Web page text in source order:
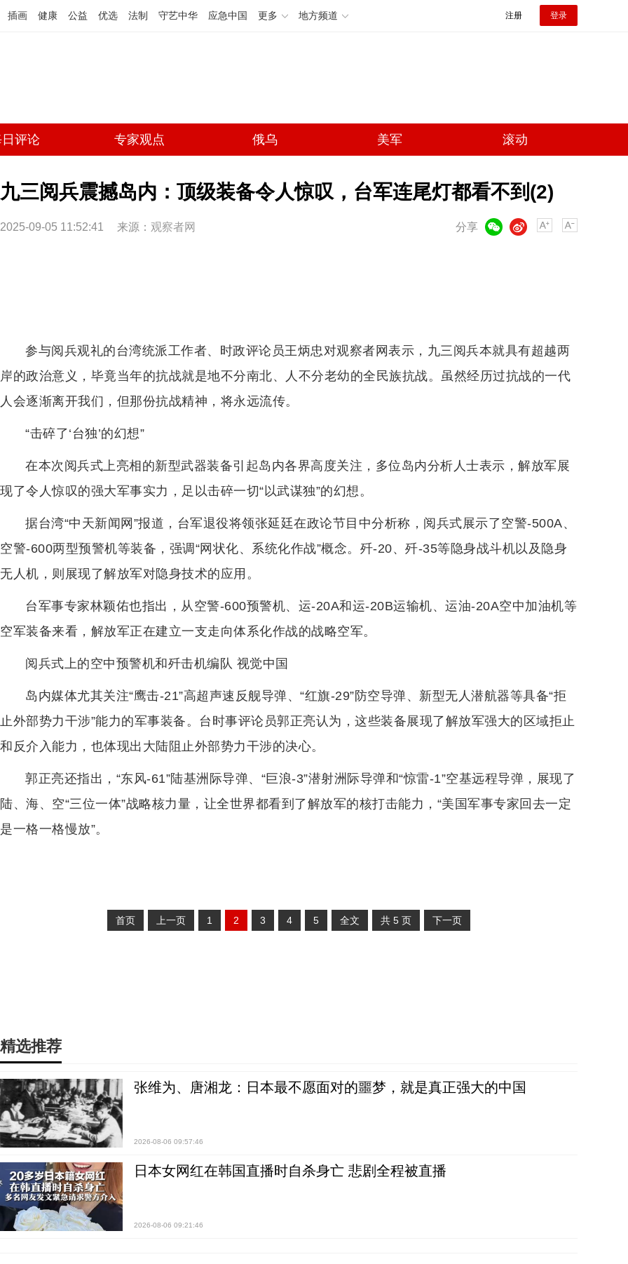
插画 健康 公益 优选 法制 守艺中华 应急中国 更多 地方频道 注册 登录
评论 专家观点 俄乌 美军 滚动
九三阅兵震撼岛内：顶级装备令人惊叹，台军连尾灯都看不到(2)
2025-09-05 11:52:41 来源： 观察者网 分享
微博
参与阅兵观礼的台湾统派工作者、时政评论员王炳忠对观察者网表示，九三阅兵本就具有超越两
岸的政治意义，毕竟当年的抗战就是地不分南北、人不分老幼的全民族抗战。虽然经历过抗战的一代
人会逐渐离开我们，但那份抗战精神，将永远流传。
“击碎了‘台独’的幻想”
在本次阅兵式上亮相的新型武器装备引起岛内各界高度关注，多位岛内分析人士表示，解放军展
现了令人惊叹的强大军事实力，足以击碎一切“以武谋独”的幻想。
据台湾“中天新闻网”报道，台军退役将领张延廷在政论节目中分析称，阅兵式展示了空警-500A、
空警-600两型预警机等装备，强调“网状化、系统化作战”概念。歼-20、歼-35等隐身战斗机以及隐身
无人机，则展现了解放军对隐身技术的应用。
台军事专家林颖佑也指出，从空警-600预警机、运-20A和运-20B运输机、运油-20A空中加油机等
空军装备来看，解放军正在建立一支走向体系化作战的战略空军。
阅兵式上的空中预警机和歼击机编队 视觉中国
岛内媒体尤其关注“鹰击-21”高超声速反舰导弹、“红旗-29”防空导弹、新型无人潜航器等具备“拒
止外部势力干涉”能力的军事装备。台时事评论员郭正亮认为，这些装备展现了解放军强大的区域拒止
和反介入能力，也体现出大陆阻止外部势力干涉的决心。
郭正亮还指出，“东风-61”陆基洲际导弹、“巨浪-3”潜射洲际导弹和“惊雷-1”空基远程导弹，展现了
陆、海、空“三位一体”战略核力量，让全世界都看到了解放军的核打击能力，“美国军事专家回去一定
是一格一格慢放”。
首页 上一页 1 2 3 4 5 全文 共 5 页 下一页
精选推荐
张维为、唐湘龙：日本最不愿面对的噩梦，就是真正强大的中国
2026-08-06 09:57:46
日本女网红在韩国直播时自杀身亡 悲剧全程被直播
2026-08-06 09:21:46